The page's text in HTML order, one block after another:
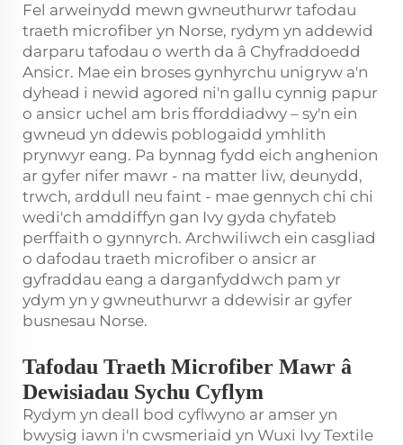
Fel arweinydd mewn gwneuthurwr tafodau
traeth microfiber yn Norse, rydym yn addewid
darparu tafodau o werth da â Chyfraddoedd
Ansicr. Mae ein broses gynhyrchu unigryw a'n
dyhead i newid agored ni'n gallu cynnig papur
o ansicr uchel am bris fforddiadwy – sy'n ein
gwneud yn ddewis poblogaidd ymhlith
prynwyr eang. Pa bynnag fydd eich anghenion
ar gyfer nifer mawr - na matter liw, deunydd,
trwch, arddull neu faint - mae gennych chi chi
wedi'ch amddiffyn gan Ivy gyda chyfateb
perffaith o gynnyrch. Archwiliwch ein casgliad
o dafodau traeth microfiber o ansicr ar
gyfraddau eang a darganfyddwch pam yr
ydym yn y gwneuthurwr a ddewisir ar gyfer
busnesau Norse.
Tafodau Traeth Microfiber Mawr â
Dewisiadau Sychu Cyflym
Rydym yn deall bod cyflwyno ar amser yn
bwysig iawn i'n cwsmeriaid yn Wuxi Ivy Textile